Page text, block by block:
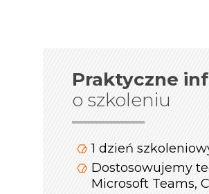
Praktyczne
o szkoleniu
1 dzień
Dostosowujemy
Microsoft Teams,